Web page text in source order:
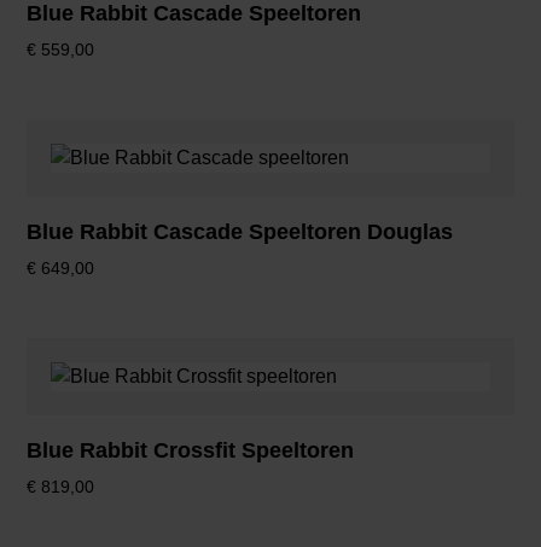
Blue Rabbit Cascade Speeltoren
€ 559,00
Blue Rabbit Cascade Speeltoren Douglas
€ 649,00
Blue Rabbit Crossfit Speeltoren
€ 819,00